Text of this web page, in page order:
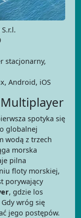
stacjonarny,
Android, iOS
spotyka się
globalnej
wodą z trzech
morska
pilna
floty morskiej,
porywający
, gdzie los
wróg się
jego postępów.